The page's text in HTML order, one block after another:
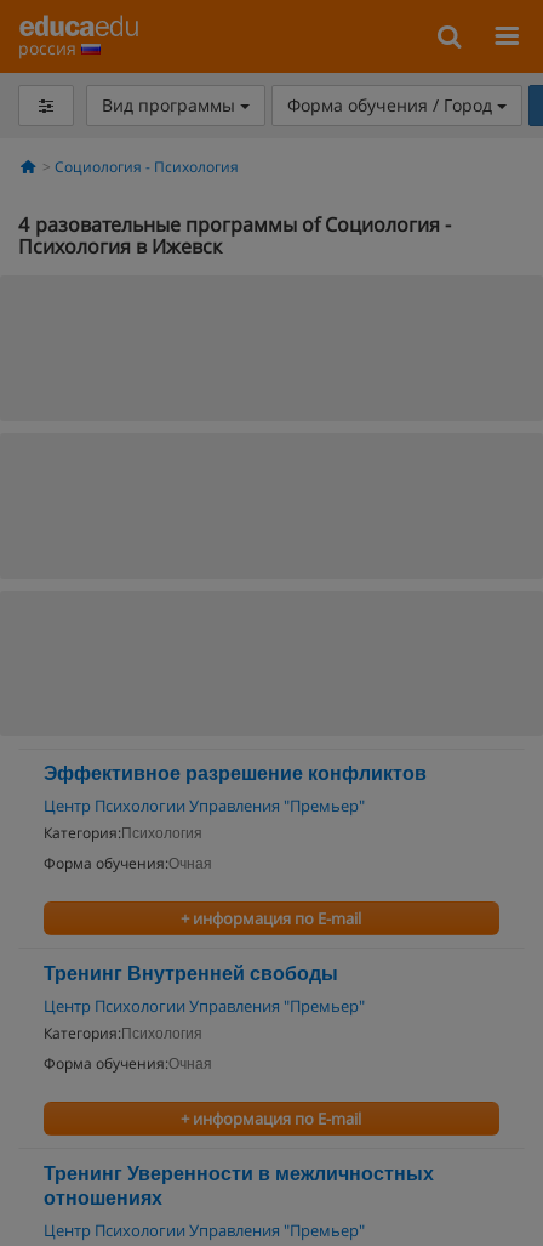
россия
Вид программы Форма обучения / Город
Социология - Психология
4 разовательные программы of Социология -
Психология в Ижевск
Эффективное разрешение конфликтов
Центр Психологии Управления "Премьер"
Категория: Психология
Форма обучения:Очная
+ информация по E-mail
Тренинг Внутренней свободы
Центр Психологии Управления "Премьер"
Категория: Психология
Форма обучения:Очная
+ информация по E-mail
Тренинг Уверенности в межличностных
отношениях
Центр Психологии Управления "Премьер"